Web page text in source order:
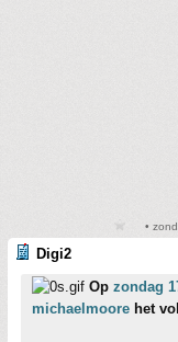
•
Digi2
Op zondag
michaelmoore het